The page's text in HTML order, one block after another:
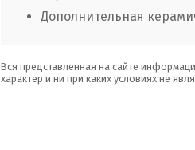
Дополнительная
Вся представленная на сайте
характер и ни при каких условиях не